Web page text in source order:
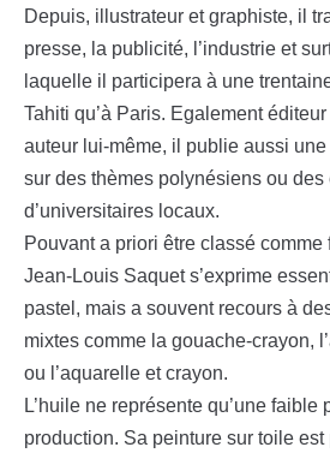
Depuis, illustrateur et graphiste, il
presse, la publicité, l’industrie et
laquelle il participera à une
Tahiti qu’à Paris. Egalement
auteur lui-même, il publie aussi
sur des thèmes polynésiens ou des
d’universitaires locaux.
Pouvant a priori être classé comme
Jean-Louis Saquet s’exprime
pastel, mais a souvent recours à
mixtes comme la gouache-crayon,
ou l’aquarelle et crayon.
L’huile ne représente qu’une faible
production. Sa peinture sur toile